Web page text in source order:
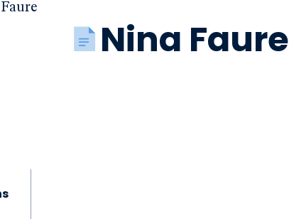
Nina Faure